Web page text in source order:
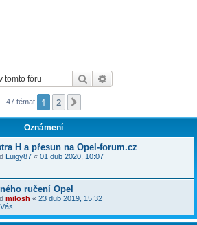
Hledat
47 témat 1 2
Oznámení
H a přesun na Opel-forum.cz
Luigy87 « 01 dub 2020, 10:07
ručení Opel
milosh « 23 dub 2019, 15:32